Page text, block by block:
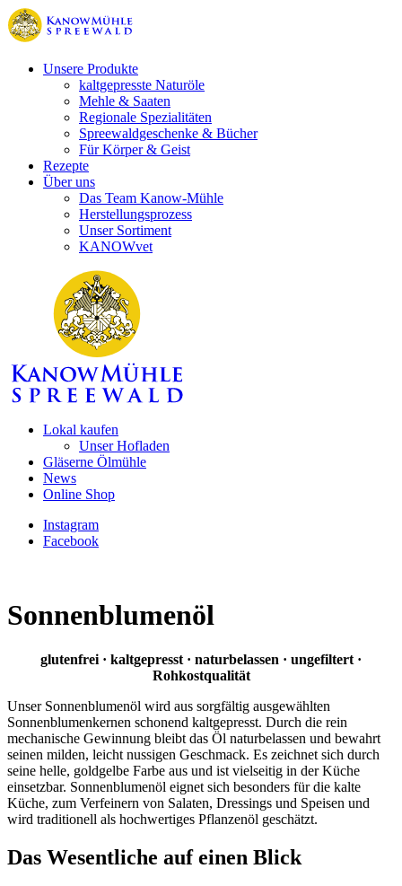
Unsere Produkte
kaltgepresste Naturöle
Mehle & Saaten
Regionale Spezialitäten
Spreewaldgeschenke & Bücher
Für Körper & Geist
Rezepte
Über uns
Das Team Kanow-Mühle
Herstellungsprozess
Unser Sortiment
KANOWvet
Lokal kaufen
Unser Hofladen
Gläserne Ölmühle
News
Online Shop
Instagram
Facebook
Sonnenblumenöl
glutenfrei · kaltgepresst · naturbelassen · ungefiltert ·
Rohkostqualität
Unser Sonnenblumenöl wird aus sorgfältig ausgewählten
Sonnenblumenkernen schonend kaltgepresst. Durch die rein
mechanische Gewinnung bleibt das Öl naturbelassen und bewahrt
seinen milden, leicht nussigen Geschmack. Es zeichnet sich durch
seine helle, goldgelbe Farbe aus und ist vielseitig in der Küche
einsetzbar. Sonnenblumenöl eignet sich besonders für die kalte
Küche, zum Verfeinern von Salaten, Dressings und Speisen und
wird traditionell als hochwertiges Pflanzenöl geschätzt.
Das Wesentliche auf einen Blick